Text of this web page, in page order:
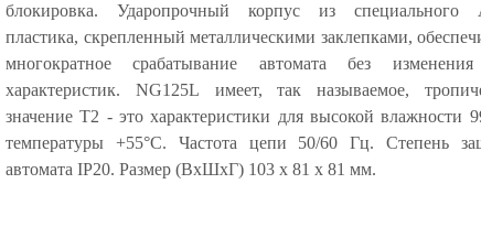
автомата IP20. Размер (ВхШхГ) 103 х 81 х 81 мм.